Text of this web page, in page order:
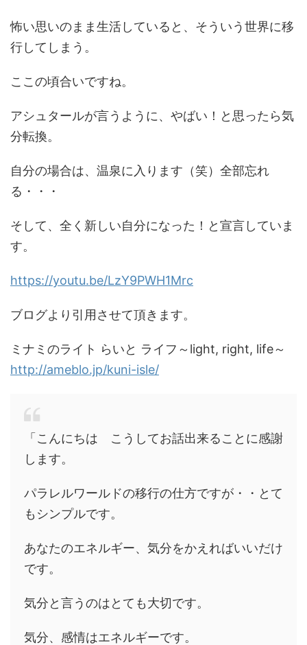
怖い思いのまま生活していると、そういう世界に移
行してしまう。
ここの頃合いですね。
アシュタールが言うように、やばい！と思ったら気
分転換。
自分の場合は、温泉に入ります（笑）全部忘れ
る・・・
そして、全く新しい自分になった！と宣言していま
す。
https://youtu.be/LzY9PWH1Mrc
ブログより引用させて頂きます。
ミナミのライト らいと ライフ～light, right, life～
http://ameblo.jp/kuni-isle/
「こんにちは こうしてお話出来ることに感謝
します。
パラレルワールドの移行の仕方ですが・・とて
もシンプルです。
あなたのエネルギー、気分をかえればいいだけ
です。
気分と言うのはとても大切です。
気分、感情はエネルギーです。